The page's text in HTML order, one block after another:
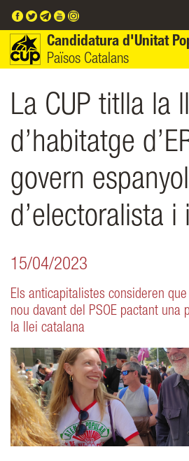
Candidatura d'Unitat
Països Catalans
La CUP titlla la
d’habitatge
govern espanyol
d’electoralista
15/04/2023
Els anticapitalistes consideren
nou davant del PSOE pactant una
la llei catalana